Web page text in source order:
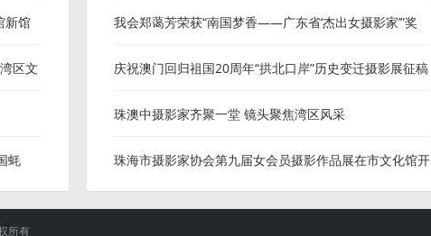
新馆
区文
蚝
我会郑蔼芳荣获“南国梦香——广东省‘杰出女摄影家’”奖
庆祝澳门回归祖国20周年“拱北口岸”历史变迁摄影展征稿
启事
珠澳中摄影家齐聚一堂 镜头聚焦湾区风采
珠海市摄影家协会第九届女会员摄影作品展在市文化馆开
展
所有